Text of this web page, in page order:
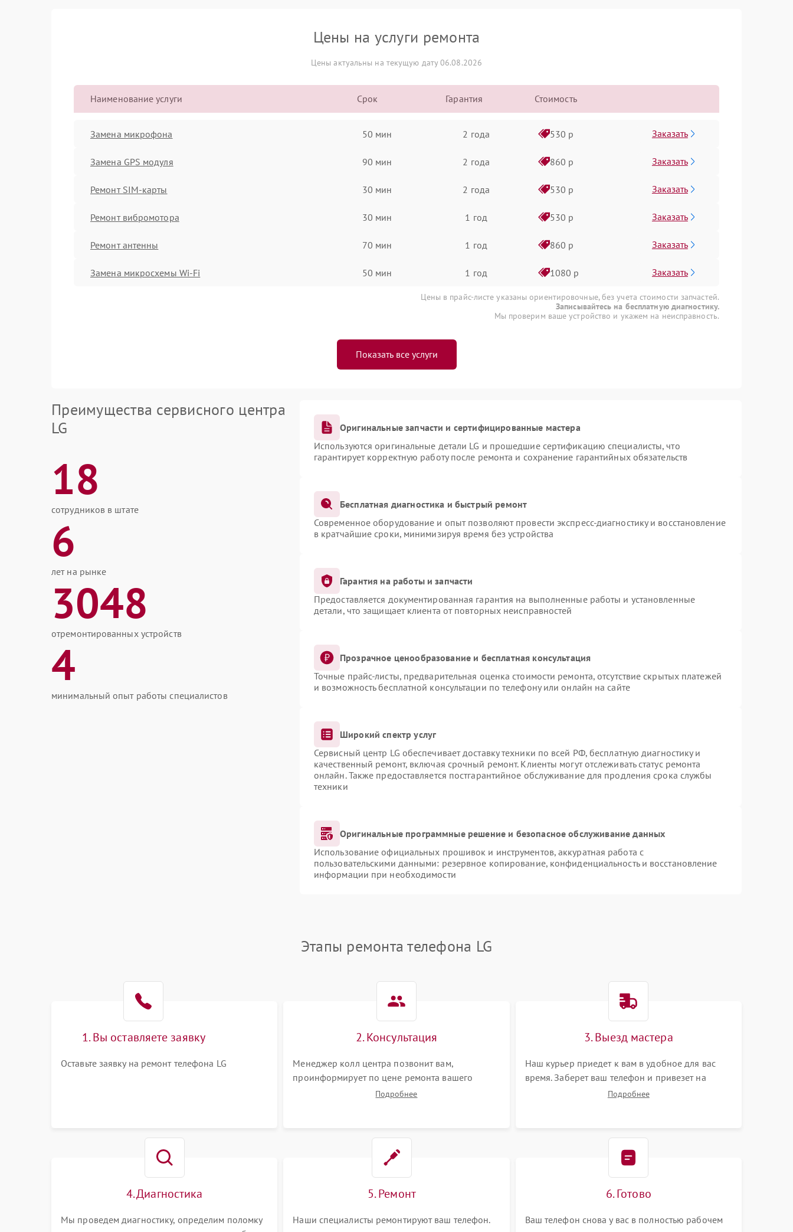
Цены на услуги ремонта
Цены актуальны на текущую дату 06.08.2026
Наименование услуги Срок Гарантия Стоимость
Замена микрофона 50 мин 2 года 530 р Заказать
Замена GPS модуля 90 мин 2 года 860 р Заказать
Ремонт SIM-карты 30 мин 2 года 530 р Заказать
Ремонт вибромотора 30 мин 1 год 530 р Заказать
Ремонт антенны 70 мин 1 год 860 р Заказать
Замена микросхемы Wi-Fi 50 мин 1 год 1080 р Заказать
Цены в прайс-листе указаны ориентировочные, без учета стоимости запчастей.
Записывайтесь на бесплатную диагностику.
Мы проверим ваше устройство и укажем на неисправность.
Показать все услуги
Преимущества сервисного центра
LG
18
сотрудников в штате
6
лет на рынке
3048
отремонтированных устройств
4
минимальный опыт работы специалистов
Оригинальные запчасти и сертифицированные мастера
Используются оригинальные детали LG и прошедшие сертификацию специалисты, что
гарантирует корректную работу после ремонта и сохранение гарантийных обязательств
Бесплатная диагностика и быстрый ремонт
Современное оборудование и опыт позволяют провести экспресс-диагностику и восстановление
в кратчайшие сроки, минимизируя время без устройства
Гарантия на работы и запчасти
Предоставляется документированная гарантия на выполненные работы и установленные
детали, что защищает клиента от повторных неисправностей
Прозрачное ценообразование и бесплатная консультация
Точные прайс-листы, предварительная оценка стоимости ремонта, отсутствие скрытых платежей
и возможность бесплатной консультации по телефону или онлайн на сайте
Широкий спектр услуг
Сервисный центр LG обеспечивает доставку техники по всей РФ, бесплатную диагностику и
качественный ремонт, включая срочный ремонт. Клиенты могут отслеживать статус ремонта
онлайн. Также предоставляется постгарантийное обслуживание для продления срока службы
техники
Оригинальные программные решение и безопасное обслуживание данных
Использование официальных прошивок и инструментов, аккуратная работа с
пользовательскими данными: резервное копирование, конфиденциальность и восстановление
информации при необходимости
Этапы ремонта телефона LG
1. Вы оставляете заявку
Оставьте заявку на ремонт телефона LG
2. Консультация
Менеджер колл центра позвонит вам,
проинформирует по цене ремонта вашего
телефона а также ответит на все ваши вопросы.
Подробнее
3. Выезд мастера
Наш курьер приедет к вам в удобное для вас
время. Заберет ваш телефон и привезет на
склад для диагностики.Подробнее
4. Диагностика
Мы проведем диагностику, определим поломку
5. Ремонт
Наши специалисты ремонтируют ваш телефон.
6. Готово
Ваш телефон снова у вас в полностью рабочем